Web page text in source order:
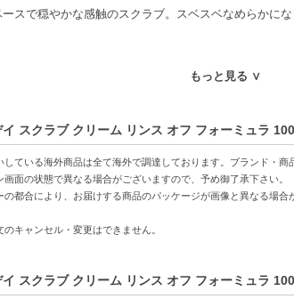
スで穏やかな感触のスクラブ。スベスベなめらかにな
た角質をやさしくオフし、肌表面をなめらかに。
ことで、明るく透明感のある肌を実現。
も使えるやさしい成分で、毎日のケアにも最適。
れたい方
裡（中国語の商品説明はこちら）
もっと見る ∨
スクラブ クリーム リンス オフ フォーミュラ
ている海外商品は全て海外で調達しております。ブランド・
面の状態で異なる場合がございますので、予め御了承下さい。
都合により、お届けする商品のパッケージが画像と異なる場
キャンセル・変更はできません。
スクラブ クリーム リンス オフ フォーミュラ